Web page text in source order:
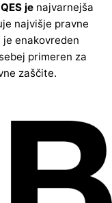
je najvarnejša
najvišje pravne
enakovreden
primeren za
zaščite.